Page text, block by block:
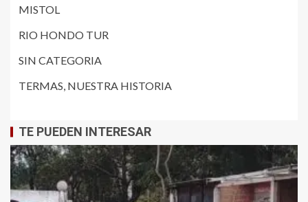
MISTOL
RIO HONDO TUR
SIN CATEGORIA
TERMAS, NUESTRA HISTORIA
TE PUEDEN INTERESAR